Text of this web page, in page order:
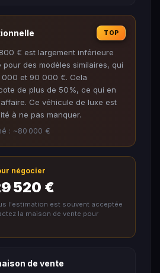
TOP
€ est largement inférieure
des modèles similaires, qui
et 90 000 €. Cela
de plus de 50%, ce qui en
Ce véhicule de luxe est
à ne pas manquer.
: ~80 000 €
négocier
520 €
l'estimation est souvent acceptée
la maison de vente pour
de vente